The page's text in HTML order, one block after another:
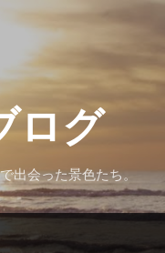
テンツに移動
ログ
出会った景色たち。